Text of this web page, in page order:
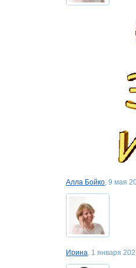
Алла Бойко, 9 мая
Ирина, 1 января